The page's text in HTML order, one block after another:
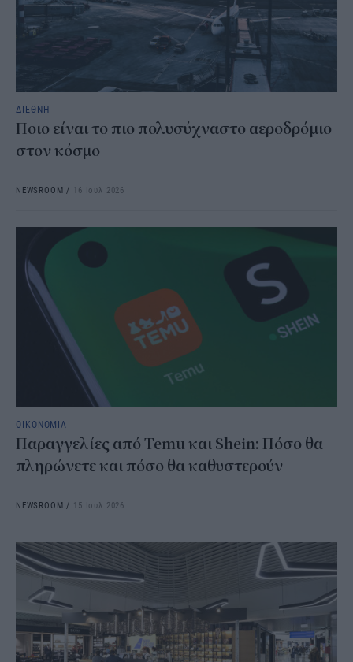
ΔΙΕΘΝΗ
Ποιο είναι το πιο πολυσύχναστο αεροδρόμιο
στον κόσμο
NEWSROOM / 16 Ιουλ 2026
ΟΙΚΟΝΟΜΙΑ
Παραγγελίες από Temu και Shein: Πόσο θα
πληρώνετε και πόσο θα καθυστερούν
NEWSROOM / 15 Ιουλ 2026